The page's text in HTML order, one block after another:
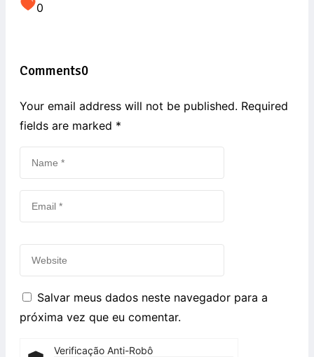
0
Comments0
Your email address will not be published. Required
fields are marked *
Salvar meus dados neste navegador para a
próxima vez que eu comentar.
Verificação Anti-Robô